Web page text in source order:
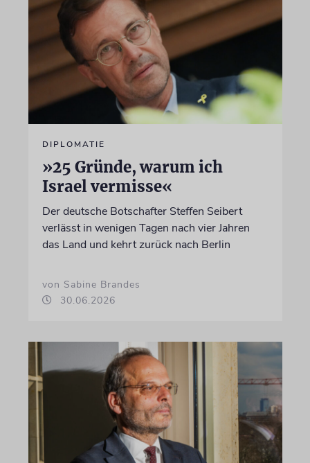
DIPLOMATIE
»25 Gründe, warum ich
Israel vermisse«
Der deutsche Botschafter Steffen Seibert
verlässt in wenigen Tagen nach vier Jahren
das Land und kehrt zurück nach Berlin
von Sabine Brandes
30.06.2026